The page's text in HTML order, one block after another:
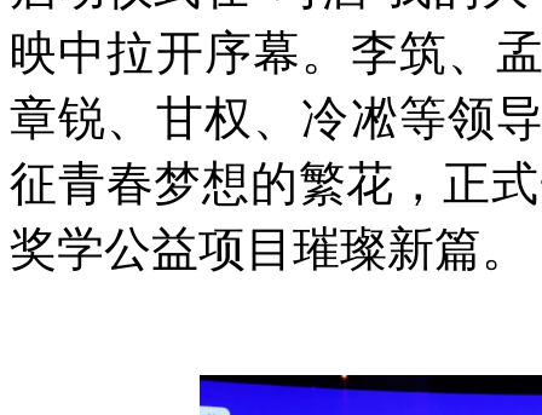
映中拉开序幕。李筑、
章锐、甘权、冷凇等领
征青春梦想的繁花，正
奖学公益项目璀璨新篇。